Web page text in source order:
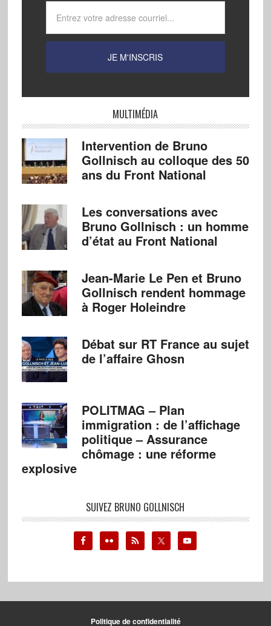
MULTIMÉDIA
Intervention de Bruno
Gollnisch au colloque des 50
ans du Front National
Les conversations avec
Bruno Gollnisch : un homme
d’état au Front National
Jean-Marie Le Pen et Bruno
Gollnisch rendent hommage
à Roger Holeindre
Débat sur RT France au sujet
de l’affaire Ghosn
POLITMAG – Plan
immigration : de l’affichage
politique – Assurance
chômage : une réforme
explosive
SUIVEZ BRUNO GOLLNISCH
Politique de confidentialité